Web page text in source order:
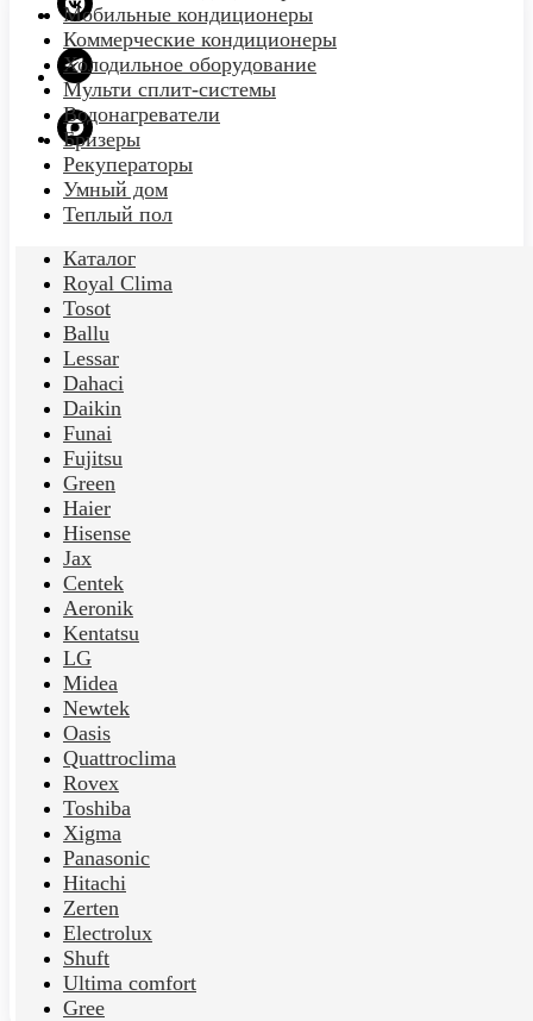
Мобильные кондиционеры
Коммерческие кондиционеры
Холодильное оборудование
Мульти сплит-системы
Водонагреватели
Бризеры
Рекуператоры
Умный дом
Теплый пол
Каталог
Royal Clima
Tosot
Ballu
Lessar
Dahaci
Daikin
Funai
Fujitsu
Green
Haier
Hisense
Jax
Centek
Aeronik
Kentatsu
LG
Midea
Newtek
Oasis
Quattroclima
Rovex
Toshiba
Xigma
Panasonic
Hitachi
Zerten
Electrolux
Shuft
Ultima comfort
Gree